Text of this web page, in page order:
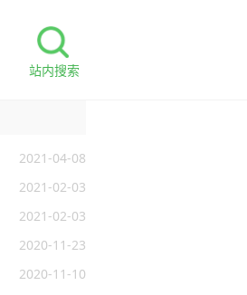
站内搜索
2021-04-08
2021-02-03
2021-02-03
2020-11-23
2020-11-10